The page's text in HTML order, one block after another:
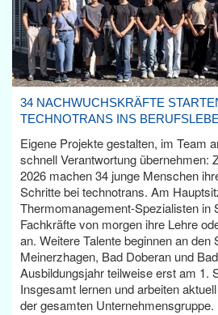
34 NACHWUCHSKRÄFTE
TECHNOTRANS INS
Eigene Projekte gestalten, im Team
schnell Verantwortung übernehmen:
2026 machen 34 junge Menschen
Schritte bei technotrans. Am
Thermomanagement-Spezialisten in
Fachkräfte von morgen ihre Lehre
an. Weitere Talente beginnen an den
Meinerzhagen, Bad Doberan und
Ausbildungsjahr teilweise erst am 1.
Insgesamt lernen und arbeiten
der gesamten Unternehmensgruppe.